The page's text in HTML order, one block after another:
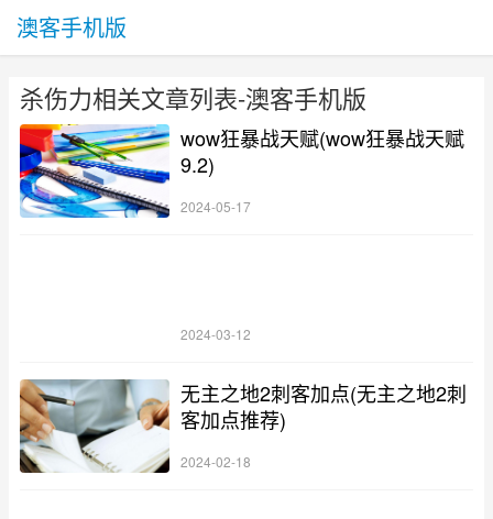
澳客手机版
杀伤力相关文章列表-澳客手机版
wow狂暴战天赋(wow狂暴战天赋
9.2)
2024-05-17
2024-03-12
无主之地2刺客加点(无主之地2刺
客加点推荐)
2024-02-18